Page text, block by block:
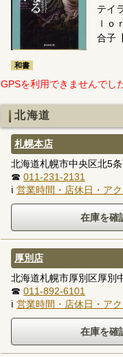
和書
テイ
ｌｏ
合子
GPSを利用できませんでし
北海道
札幌本店
北海道札幌市中央区北5
☎ 011-231-2131
ℹ 営業時間・店休日・ア
厚別店
北海道札幌市厚別区厚別
☎ 011-892-6101
ℹ 営業時間・店休日・ア